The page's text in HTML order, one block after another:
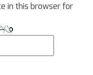
in this browser for